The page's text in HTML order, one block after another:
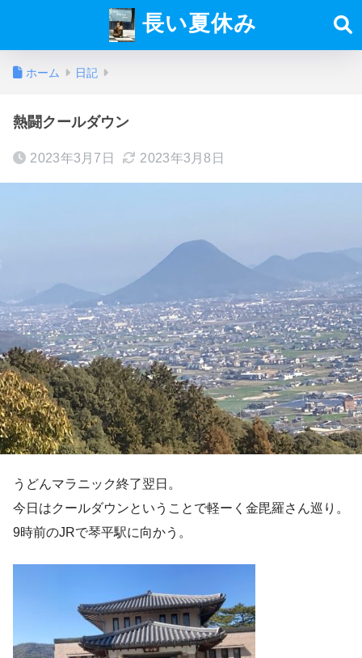
長い夏休み
ホーム 日記
熱闘クールダウン
2023年3月7日 2023年3月8日
うどんマラニック終了翌日。
今日はクールダウンということで軽ーく金毘羅さん巡り。
9時前のJRで琴平駅に向かう。